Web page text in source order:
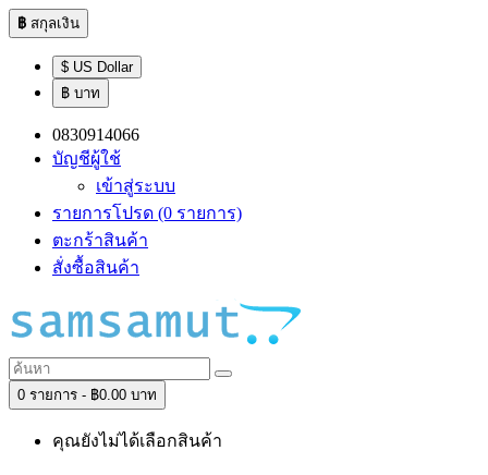
฿ สกุลเงิน
$ US Dollar
฿ บาท
0830914066
บัญชีผู้ใช้
เข้าสู่ระบบ
รายการโปรด (0 รายการ)
ตะกร้าสินค้า
สั่งซื้อสินค้า
0 รายการ - ฿0.00 บาท
คุณยังไม่ได้เลือกสินค้า